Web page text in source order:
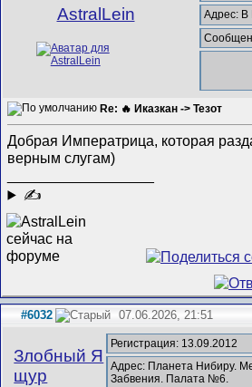
AstralLein
Адрес: В
Re: 🔥 Иказкан -> Тезот
Добрая Императрица, которая
верным слугам)
✍
#6032 07.06.2026, 21:51
Злобный Я
щур
Регистрация: 13.09.2012
Адрес: Планета Нибиру.
Забвения. Палата №6.